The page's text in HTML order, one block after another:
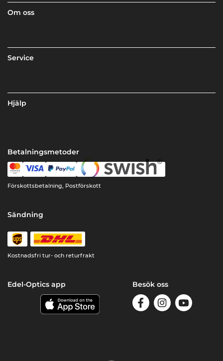
Om oss
Service
Hjälp
Betalningsmetoder
Förskottsbetalning, Postförskott
Sändning
Kostnadsfri tur- och returfrakt
Edel-Optics app Besök oss